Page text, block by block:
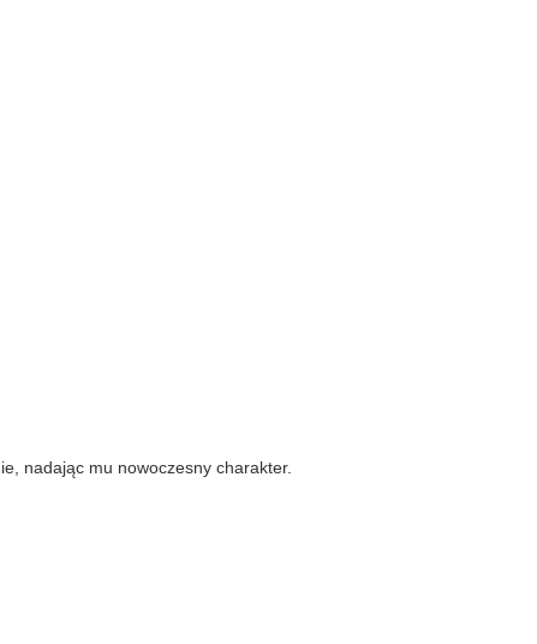
nadając mu nowoczesny charakter.